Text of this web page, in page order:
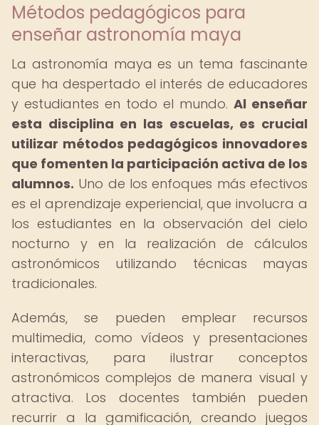
Métodos pedagógicos para
enseñar astronomía maya
La astronomía maya es un tema fascinante
que ha despertado el interés de educadores
y estudiantes en todo el mundo. Al enseñar
esta disciplina en las escuelas, es crucial
utilizar métodos pedagógicos innovadores
que fomenten la participación activa de los
alumnos. Uno de los enfoques más efectivos
es el aprendizaje experiencial, que involucra a
los estudiantes en la observación del cielo
nocturno y en la realización de cálculos
astronómicos utilizando técnicas mayas
tradicionales.
Además, se pueden emplear recursos
multimedia, como vídeos y presentaciones
interactivas, para ilustrar conceptos
astronómicos complejos de manera visual y
atractiva. Los docentes también pueden
recurrir a la gamificación, creando juegos